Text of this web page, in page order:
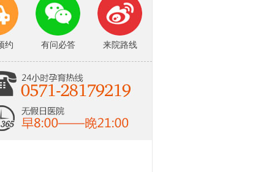
约 有问必答 来院路线